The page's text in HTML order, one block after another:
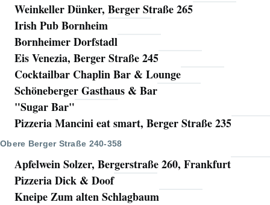
Weinkeller Dünker, Berger Straße 265
Irish Pub Bornheim
Bornheimer Dorfstadl
Eis Venezia, Berger Straße 245
Cocktailbar Chaplin Bar & Lounge
Schöneberger Gasthaus & Bar
"Sugar Bar"
Pizzeria Mancini eat smart, Berger Straße 235
Obere Berger Straße 240-358
Apfelwein Solzer, Bergerstraße 260, Frankfurt
Pizzeria Dick & Doof
Kneipe Zum alten Schlagbaum